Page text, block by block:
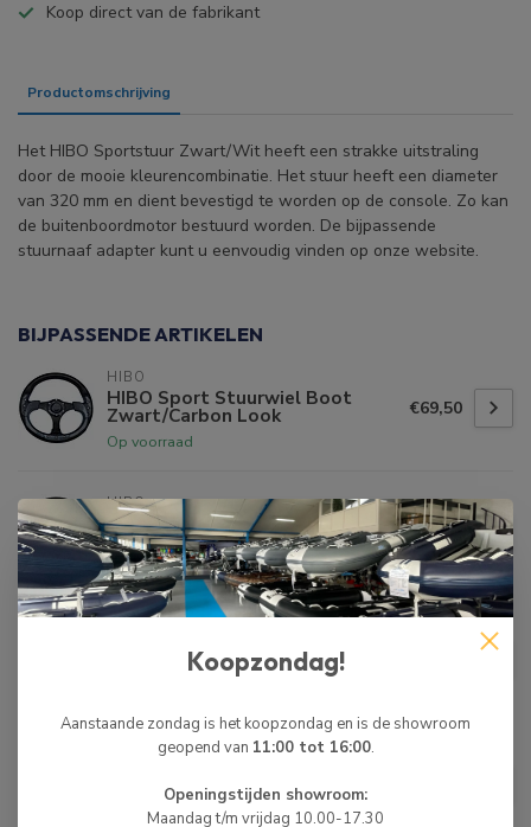
Koop direct van de fabrikant
Productomschrijving
Het HIBO Sportstuur Zwart/Wit heeft een strakke uitstraling
door de mooie kleurencombinatie. Het stuur heeft een diameter
van 320 mm en dient bevestigd te worden op de console. Zo kan
de buitenboordmotor bestuurd worden. De bijpassende
stuurnaaf adapter kunt u eenvoudig vinden op onze website.
BIJPASSENDE ARTIKELEN
HIBO
HIBO Sport Stuurwiel Boot
Zwart/Carbon Look
Op voorraad
€69,50
HIBO
HIBO Sport Stuurwiel Boot
Zilver
Op voorraad
€69,50
Stuurwiel Boot 23B/35 Zwart
Niet op voorraad
Chroom/Zwart
Op voorraad
Koopzondag!
Aanstaande zondag is het koopzondag en is de showroom
geopend van 11:00 tot 16:00.
Openingstijden showroom:
Maandag t/m vrijdag 10.00-17.30